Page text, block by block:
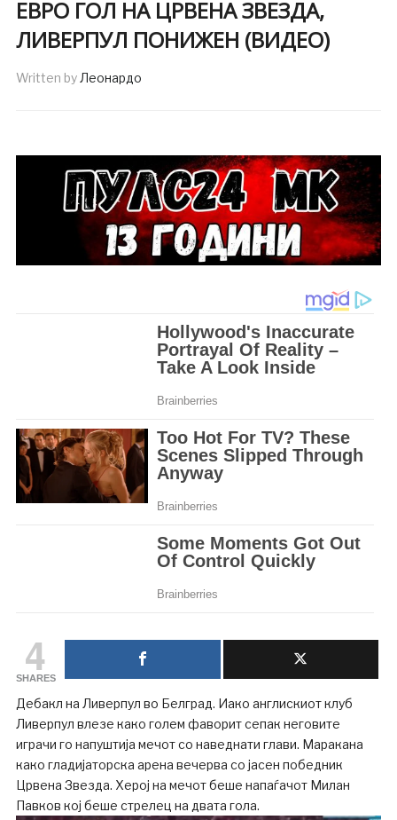
ЕВРО ГОЛ НА ЦРВЕНА ЗВЕЗДА,
ЛИВЕРПУЛ ПОНИЖЕН (ВИДЕО)
Written byЛеонардо
4
SHARES
Дебакл на Ливерпул во Белград. Иако англискиот клуб
Ливерпул влезе како голем фаворит сепак неговите
играчи го напуштија мечот со наведнати глави. Маракана
како гладијаторска арена вечерва со јасен победник
Црвена Звезда. Херој на мечот беше напаѓачот Милан
Павков кој беше стрелец на двата гола.